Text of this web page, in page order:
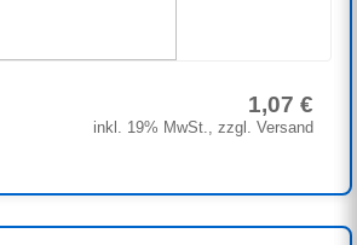
1,07 €
inkl. 19% MwSt., zzgl. Versand